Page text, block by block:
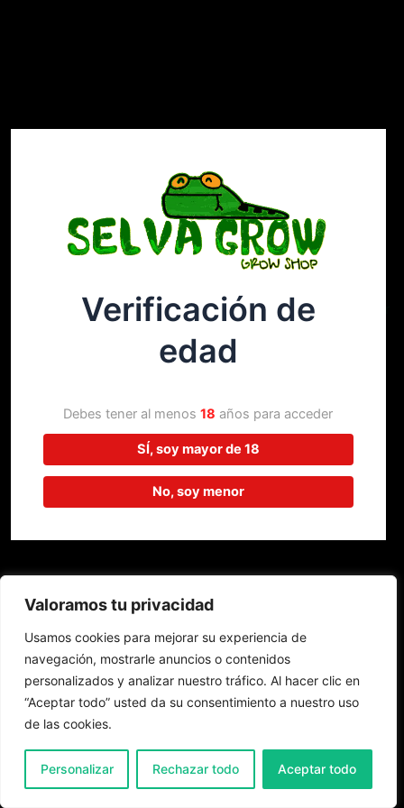
Valoramos tu privacidad
Usamos cookies para mejorar su experiencia de
navegación, mostrarle anuncios o contenidos
personalizados y analizar nuestro tráfico. Al hacer clic en
“Aceptar todo” usted da su consentimiento a nuestro uso
de las cookies.
Personalizar Rechazar todo Aceptar todo
¡Disculpa este desastre! Estamos
trabajando en algo increíble,
¡vuelve pronto!
Verificación de
edad
Debes tener al menos18 años para acceder
SÍ, soy mayor de 18
No, soy menor